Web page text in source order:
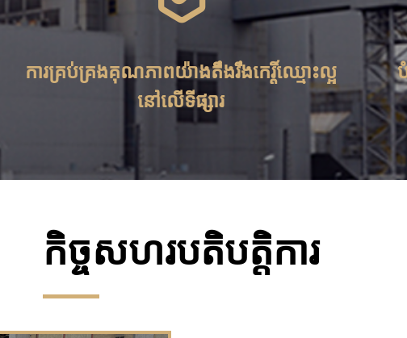
ការគ្រប់គ្រងគុណភាពយ៉ាងតឹងរឹងកេរ្តិ៍ឈ្មោះល្អ
នៅលើទីផ្សារ
កិច្ចសហរបតិបត្ដិការ